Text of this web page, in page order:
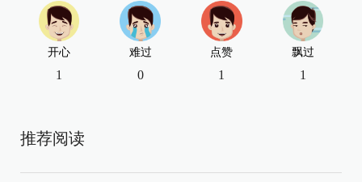
开心
1
难过
0
点赞
1
飘过
1
推荐阅读